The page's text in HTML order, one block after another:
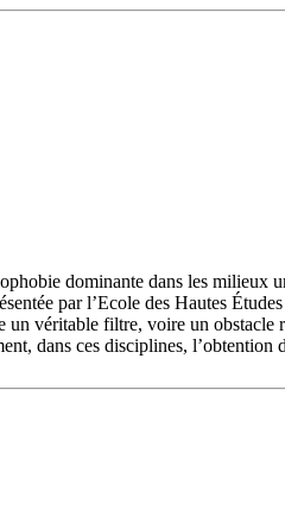
dominante dans les milieux
par l’Ecole des Hautes
véritable filtre, voire un
dans ces disciplines,